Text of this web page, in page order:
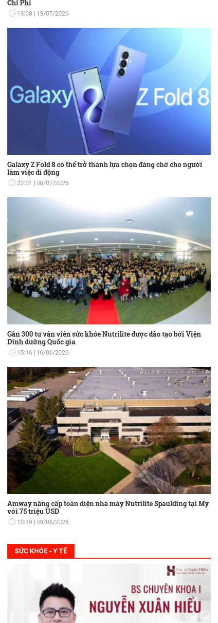
Chi Phí
18:08 13/07/2026
Galaxy Z Fold 8 có thể trở thành lựa chọn đáng chờ cho người
làm việc di động
22:01 08/07/2026
Gần 300 tư vấn viên sức khỏe Nutrilite được đào tạo bởi Viện
Dinh dưỡng Quốc gia
15:16 16/06/2026
Amway nâng cấp toàn diện nhà máy Nutrilite Spaulding tại Mỹ
với 75 triệu USD
18:49 09/06/2026
SỨC KHỎE - Y TẾ